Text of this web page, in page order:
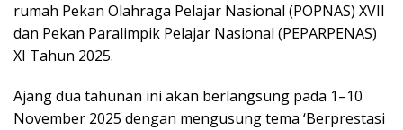
rumah Pekan Olahraga Pelajar Nasional (POPNAS) XVII
dan Pekan Paralimpik Pelajar Nasional (PEPARPENAS)
XI Tahun 2025.
Ajang dua tahunan ini akan berlangsung pada 1–10
November 2025 dengan mengusung tema ‘Berprestasi